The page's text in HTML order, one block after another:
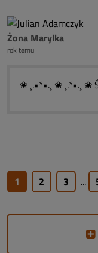
Żona Marylka
rok temu
❀ ¸.•*•.¸ ❀ ¸.*•.¸ ❀
1 2 3 ...